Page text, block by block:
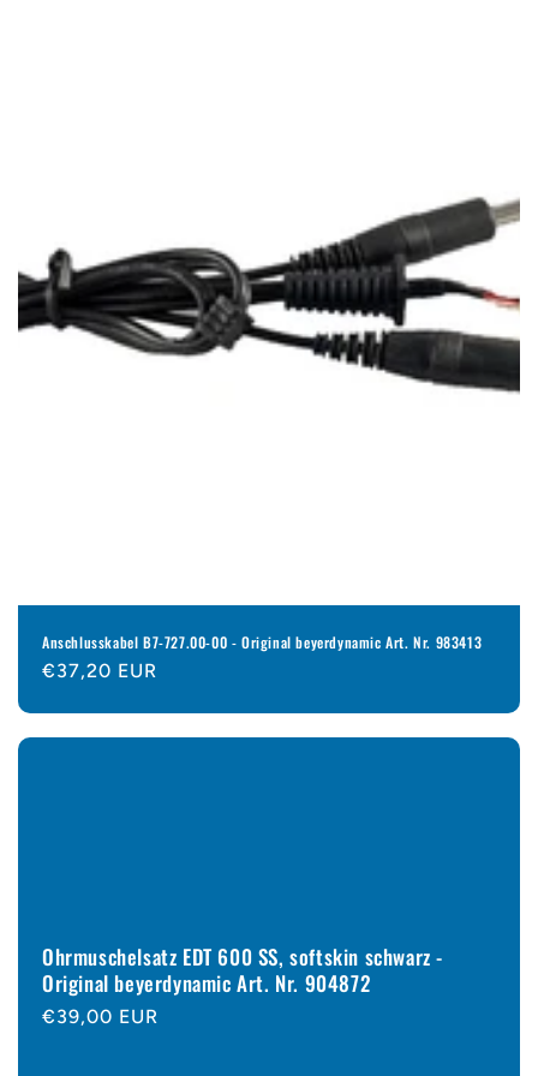
Anschlusskabel B7-727.00-00 - Original beyerdynamic Art. Nr. 983413
Normaler
€37,20 EUR
Ohrmuschelsatz EDT 600 SS, softskin schwarz -
Original beyerdynamic Art. Nr. 904872
Normaler
€39,00 EUR